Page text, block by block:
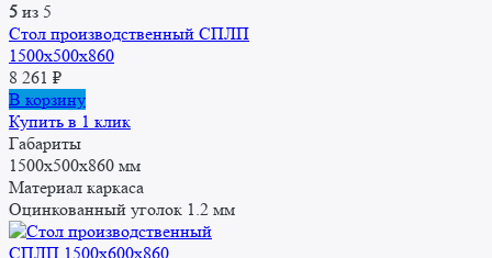
5 из 5
Стол производственный СПЛП
1500х500х860
8 261 ₽
В корзину
Купить в 1 клик
Габариты
1500x500x860 мм
Материал каркаса
Оцинкованный уголок 1.2 мм